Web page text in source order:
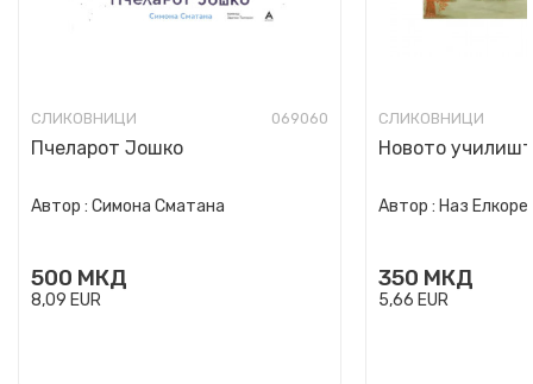
СЛИКОВНИЦИ 069060
Пчеларот Јошко
Автор : Симона Сматана
500 МКД
8,09 EUR
СЛИКОВНИЦИ
Новото
Автор : Наз
350 МКД
5,66 EUR